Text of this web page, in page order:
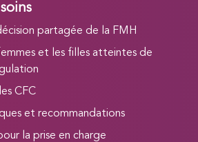
partagée de la FMH
et les filles atteintes de
CFC
et recommandations
la prise en charge